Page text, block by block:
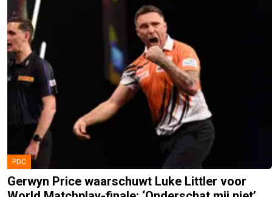
PDC
Gerwyn Price waarschuwt Luke Littler voor